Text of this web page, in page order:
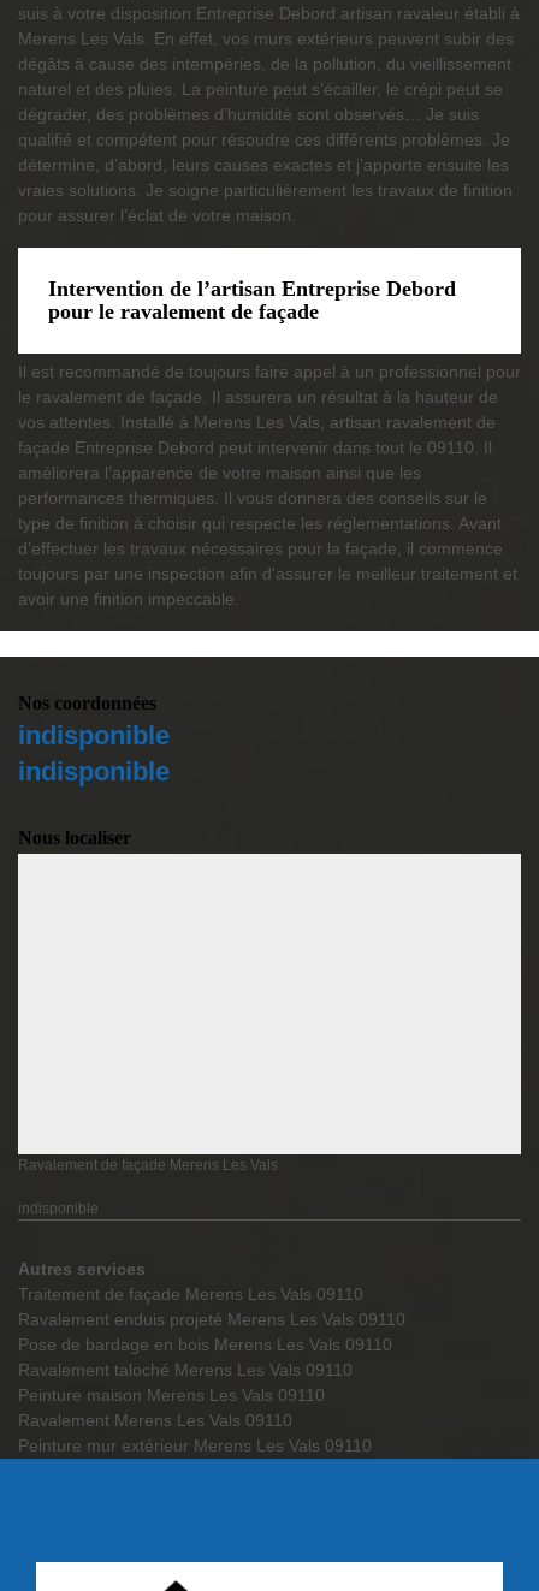
suis à votre disposition Entreprise Debord artisan ravaleur établi à
Merens Les Vals. En effet, vos murs extérieurs peuvent subir des
dégâts à cause des intempéries, de la pollution, du vieillissement
naturel et des pluies. La peinture peut s’écailler, le crépi peut se
dégrader, des problèmes d’humidité sont observés… Je suis
qualifié et compétent pour résoudre ces différents problèmes. Je
détermine, d’abord, leurs causes exactes et j’apporte ensuite les
vraies solutions. Je soigne particulièrement les travaux de finition
pour assurer l’éclat de votre maison.
Intervention de l’artisan Entreprise Debord
pour le ravalement de façade
Il est recommandé de toujours faire appel à un professionnel pour
le ravalement de façade. Il assurera un résultat à la hauteur de
vos attentes. Installé à Merens Les Vals, artisan ravalement de
façade Entreprise Debord peut intervenir dans tout le 09110. Il
améliorera l’apparence de votre maison ainsi que les
performances thermiques. Il vous donnera des conseils sur le
type de finition à choisir qui respecte les réglementations. Avant
d’effectuer les travaux nécessaires pour la façade, il commence
toujours par une inspection afin d'assurer le meilleur traitement et
avoir une finition impeccable.
Nos coordonnées
indisponible
indisponible
Nous localiser
Ravalement de façade Merens Les Vals
indisponible
Autres services
Traitement de façade Merens Les Vals 09110
Ravalement enduis projeté Merens Les Vals 09110
Pose de bardage en bois Merens Les Vals 09110
Ravalement taloché Merens Les Vals 09110
Peinture maison Merens Les Vals 09110
Ravalement Merens Les Vals 09110
Peinture mur extérieur Merens Les Vals 09110